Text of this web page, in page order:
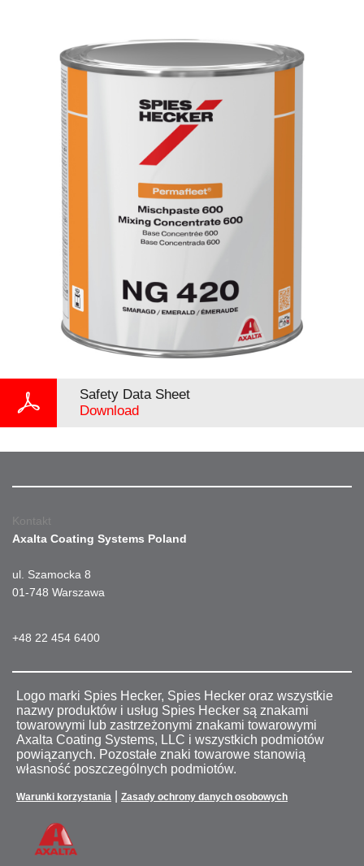
Safety Data Sheet
Download
Kontakt
Axalta Coating Systems Poland
ul. Szamocka 8
01-748 Warszawa
+48 22 454 6400
Logo marki Spies Hecker, Spies Hecker oraz wszystkie
nazwy produktów i usług Spies Hecker są znakami
towarowymi lub zastrzeżonymi znakami towarowymi
Axalta Coating Systems, LLC i wszystkich podmiotów
powiązanych. Pozostałe znaki towarowe stanowią
własność poszczególnych podmiotów.
Warunki korzystania Zasady ochrony danych osobowych